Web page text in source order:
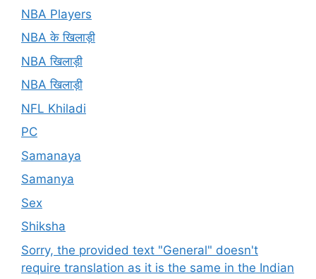
NBA Players
NBA के खिलाड़ी
NBA खिलाड़ी
NBA खिलाड़ी
NFL Khiladi
PC
Samanaya
Samanya
Sex
Shiksha
Sorry, the provided text "General" doesn't
require translation as it is the same in the Indian